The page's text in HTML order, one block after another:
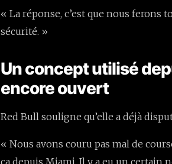
« La réponse, c’est que nous ferons
sécurité. »
Un concept utilisé
encore ouvert
Red Bull souligne qu’elle a déjà
« Nous avons couru pas mal de